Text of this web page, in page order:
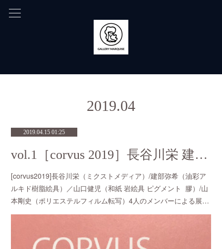
2019.04
2019.04.15 01:25
vol.1［corvus 2019］長谷川栄 建部弥希 山口健児 山本剛史
[corvus2019]長谷川栄（ミクストメディア）/建部弥希（油彩ア
ルキド樹脂絵具）／山口健児（和紙 岩絵具 ピグメント 膠）/山
本剛史（ポリエステルフィルム転写）4人のメンバーによる展…